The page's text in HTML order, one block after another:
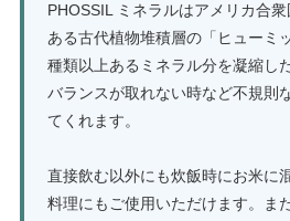
PHOSSIL ミネラルはアメリカ合
ある古代植物堆積層の「ヒューミ
種類以上あるミネラル分を凝縮し
バランスが取れない時など不規則
てくれます。
直接飲む以外にも炊飯時にお米に
料理にもご使用いただけます。ま